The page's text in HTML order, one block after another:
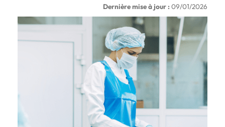
Dernière mise à jour : 09/01/2026